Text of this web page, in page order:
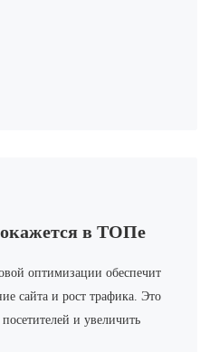
в ТОПе
оптимизации обеспечит
сайта и рост трафика. Это
и увеличить